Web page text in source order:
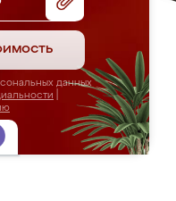
данных